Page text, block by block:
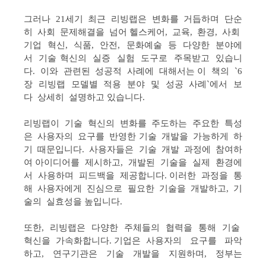
그러나 21세기 최근 리빙랩은 변화를 거듭하며 단순
히 사회 문제해결을 넘어 헬스케어, 교육, 환경, 사회
기업 혁신, 식품, 안전, 문화예술 등 다양한 분야에
서 기술 혁신의 실증 실험 도구로 주목받고 있습니
다. 이와 관련된 성공적 사례에 대해서는 이 책의 `6
장 리빙랩 모델별 적용 분야 및 성공 사례`에서 보
다 상세히 설명하고 있습니다.
리빙랩이 기술 혁신의 변화를 주도하는 주요한 특성
은 사용자의 요구를 반영한 기술 개발을 가능하게 하
기 때문입니다. 사용자들은 기술 개발 과정에 참여하
여 아이디어를 제시하고, 개발된 기술을 실제 환경에
서 사용하며 피드백을 제공합니다. 이러한 과정을 통
해 사용자에게 진심으로 필요한 기술을 개발하고, 기
술의 실효성을 높입니다.
또한, 리빙랩은 다양한 주체들의 협력을 통해 기술
혁신을 가속화합니다. 기업은 사용자의 요구를 파악
하고, 연구기관은 기술 개발을 지원하며, 정부는